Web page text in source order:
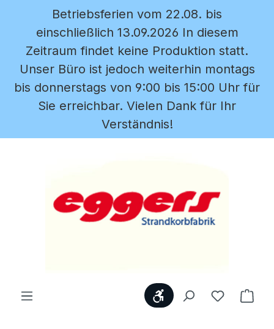
Zum Hauptinhalt springen
Betriebsferien vom 22.08. bis
einschließlich 13.09.2026 In diesem
Zeitraum findet keine Produktion statt.
Unser Büro ist jedoch weiterhin montags
bis donnerstags von 9:00 bis 15:00 Uhr für
Sie erreichbar. Vielen Dank für Ihr
Verständnis!
WerkzeugleisteDu hast 0